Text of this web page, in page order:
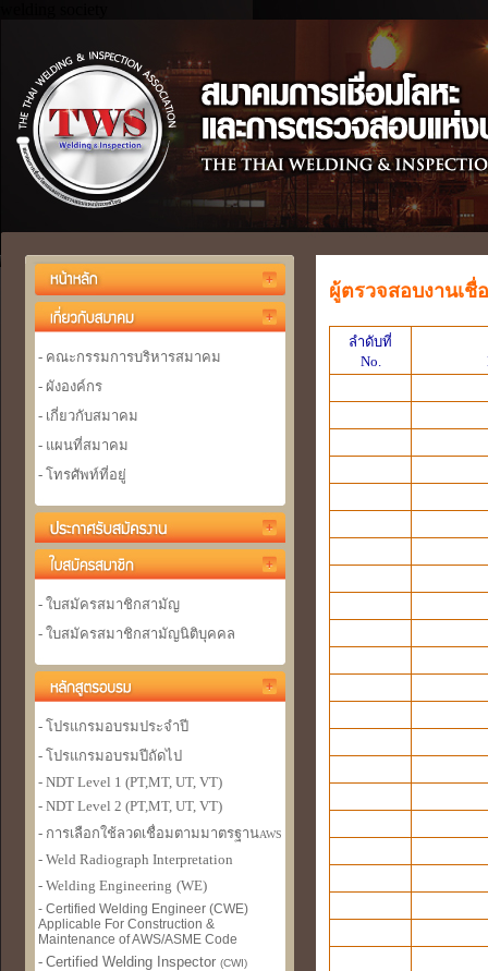
- คณะกรรมการบริหารสมาคม
- ผังองค์กร
- เกี่ยวกับสมาคม
- แผนที่สมาคม
- โทรศัพท์ที่อยู่
- ใบสมัครสมาชิกสามัญ
- ใบสมัครสมาชิกสามัญนิติบุคคล
- โปรแกรมอบรมประจำปี
- โปรแกรมอบรมปีถัดไป
- NDT Level 1 (PT,MT, UT, VT)
- NDT Level 2 (PT,MT, UT, VT)
- การเลือกใช้ลวดเชื่อมตามมาตรฐานAWS
- Weld Radiograph Interpretation
- Welding Engineering (WE)
- Certified Welding Engineer (CWE)
Applicable For Construction &
Maintenance of AWS/ASME Code
- Certified Welding Inspector (CWI)
ผู้ตรวจสอบงานเชื่
ลำดับที่
No.